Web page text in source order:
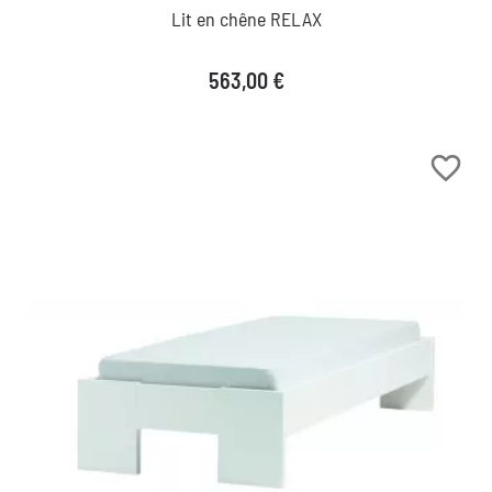
Lit en chêne RELAX
Prix
563,00 €
favorite_border